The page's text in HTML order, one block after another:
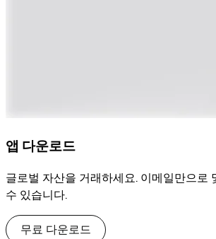
앱 다운로드
글로벌 자산을 거래하세요. 이메일만으로
수 있습니다.
무료 다운로드